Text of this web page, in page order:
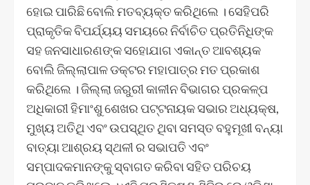
ହୋଇ ପାରିଛି ବୋଲି ମତବ୍ୟକ୍ତ କରିଥିଲେ । ସେହିପରି
ପ୍ରାକୃତିକ ବିପର୍ଯ୍ୟୟ ସମୟରେ ନିର୍ବାଚିତ ପ୍ରତିନିଧିଙ୍କ
ସହ ଜନସାଧାରଣଙ୍କ ସହୋଯାଗ ଏକାନ୍ତ ଆବଶ୍ୟକ
ବୋଲି ଜିଲ୍ଲାପାଳ ଡକ୍ଟର ମହାପାତ୍ର ମତ ପ୍ରକାଶ
କରିଥିଲେ । ଜିଲ୍ଲା ଜରୁରୀ କାଳୀନ ବିଭାଗର ପ୍ରକଳ୍ପ
ଅଧିକାରୀ ହିମାଂଶୁ ଶେଖର ପଟ୍ଟନାୟକ ସଭାର ଅଧ୍ୟକ୍ଷ,
ମୁଖ୍ୟ ଅତିଥି ଏବଂ ଉପସ୍ଥିତ ଥିବା ସମସ୍ତ ବହୁମୂଖୀ ବନ୍ୟା
ବାତ୍ୟା ଆଶ୍ରୟ ସ୍ଥଳୀ ର ସଭାପତି ଏବଂ
ସମ୍ପାଦକମାନଙ୍କୁ ସ୍ବାଗତ କରିବା ସହିତ ପରିଚୟ